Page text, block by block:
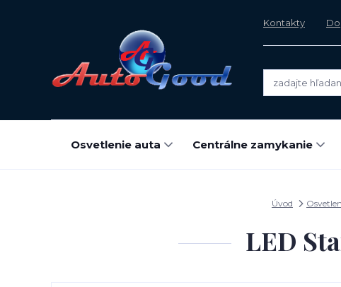
Kontakty
Osvetlenie auta Centrálne zamykanie
Úvod
LED